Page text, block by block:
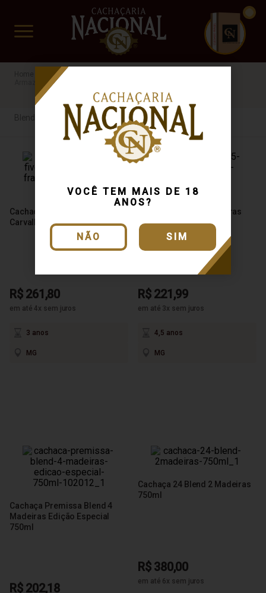
VOCÊ TEM MAIS DE 18
ANOS?
NÃO SIM
www.cachacarianacional.com.br
CUIDADO FRÁGIL
Cachaça
Armazenada
Blend de Madeiras
Cachaça do Jay Five Barrels
Carvalho Francês Porto 750ml
R$ 261,80
em até 4x sem juros
3 anos
MG
Cachaça Seleta 5 Madeiras
Edição Limitada 750ml
R$ 221,99
em até 3x sem juros
4,5 anos
MG
Cachaça Premissa Blend 4
Madeiras Edição Especial
750ml
R$ 202,18
Cachaça 24 Blend 2 Madeiras
750ml
R$ 380,00
em até 6x sem juros